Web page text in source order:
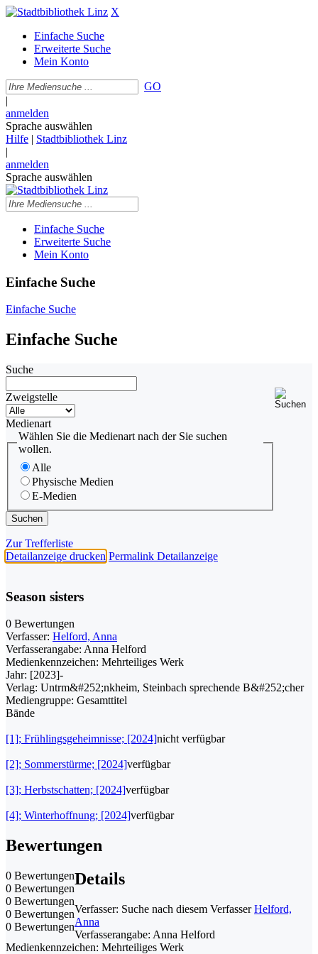
X
Einfache Suche
Erweiterte Suche
Mein Konto
GO
|
anmelden
Sprache auswählen
Hilfe | Stadtbibliothek Linz
|
anmelden
Sprache auswählen
Einfache Suche
Erweiterte Suche
Mein Konto
Einfache Suche
Einfache Suche
Einfache Suche
Suche
Zweigstelle
Medienart
Wählen Sie die Medienart nach der Sie suchen
wollen.
Alle
Physische Medien
E-Medien
Zur Trefferliste
Detailanzeige drucken Permalink Detailanzeige
Season sisters
0 Bewertungen
Verfasser: Helford, Anna
Verfasserangabe: Anna Helford
Medienkennzeichen: Mehrteiliges Werk
Jahr: [2023]-
Verlag: Untrm&#252;nkheim, Steinbach sprechende B&#252;cher
Mediengruppe: Gesamttitel
Bände
[1]; Frühlingsgeheimnisse; [2024]nicht verfügbar
[2]; Sommerstürme; [2024]verfügbar
[3]; Herbstschatten; [2024]verfügbar
[4]; Winterhoffnung; [2024]verfügbar
Bewertungen
0 Bewertungen
0 Bewertungen
0 Bewertungen
0 Bewertungen
0 Bewertungen
Details
Verfasser: Suche nach diesem Verfasser Helford,
Anna
Verfasserangabe: Anna Helford
Medienkennzeichen: Mehrteiliges Werk